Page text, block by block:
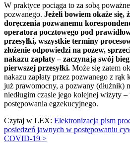
W praktyce pociąga to za sobą
pozwanego. Jeżeli bowiem okaże się,
doręczenia pozwanemu
operatora pocztowego pod
przesyłki, wszystkie terminy
złożenie odpowiedzi na pozew,
nakazu zapłaty – zaczynają swój
pierwszej przesyłki. Może się zatem
nakazu zapłaty przez pozwanego z rąk
już prawomocny, a pozwany (dłużnik)
niedługim czasie jego kolejnej wizyty –
postępowania egzekucyjnego.
Czytaj w LEX: Elektronizacja pism
posiedzeń jawnych w postępowaniu
COVID-19 >